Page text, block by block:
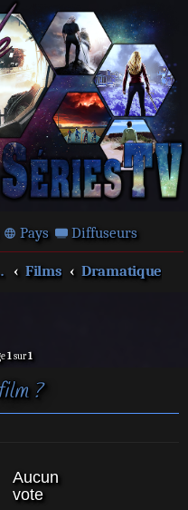
Pays Diffuseurs
Films Dramatique
1sur1
?
Aucun
vote